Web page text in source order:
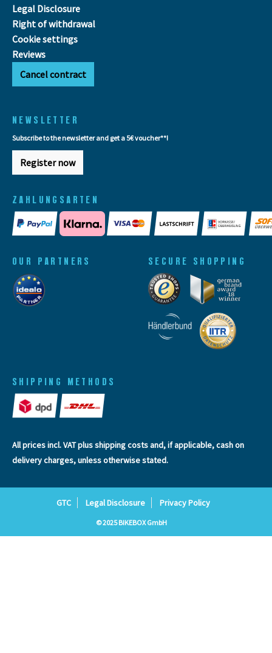
Legal Disclosure
Right of withdrawal
Cookie settings
Reviews
Cancel contract
NEWSLETTER
Subscribe to the newsletter and get a 5€ voucher**!
Register now
ZAHLUNGSARTEN
SHIPPING METHODS
OUR PARTNERS SECURE SHOPPING
All prices incl. VAT plusshipping costsand, if applicable, cash on
delivery charges, unless otherwise stated.
GTC Legal Disclosure Privacy Policy
© 2025 BIKEBOX GmbH